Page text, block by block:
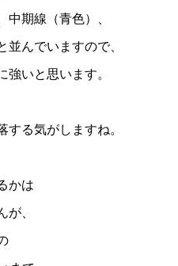
期線（青色）、
んでいますので、
いと思います。
する気がしますね。
かは
、